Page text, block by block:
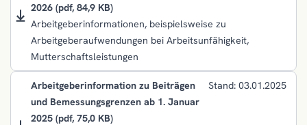
2026 (pdf, 84,9 KB)
Arbeitgeberinformationen, beispielsweise zu
Arbeitgeberaufwendungen bei Arbeitsunfähigkeit,
Mutterschaftsleistungen
Arbeitgeberinformation zu Beiträgen
und Bemessungsgrenzen ab 1. Januar
2025 (pdf, 75,0 KB)
Stand: 03.01.2025